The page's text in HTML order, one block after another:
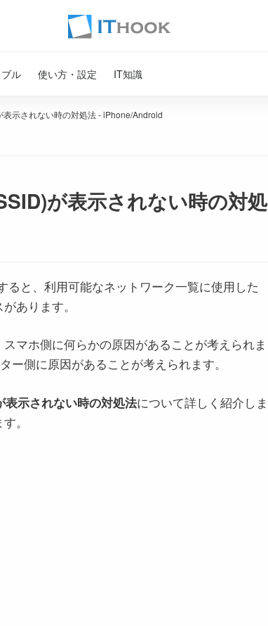
ル 使い方・設定 IT知識
示されない時の対処法 - iPhone/Android
が表示されない時の対処
ると、利用可能なネットワーク一覧に使用した
あります。
マホ側に何らかの原因があることが考えられま
側に原因があることが考えられます。
示されない時の対処法について詳しく紹介しま
。